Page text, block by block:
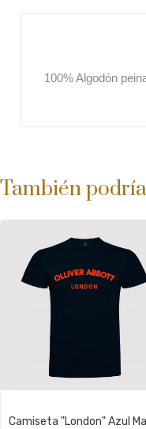
100% Algodón
También